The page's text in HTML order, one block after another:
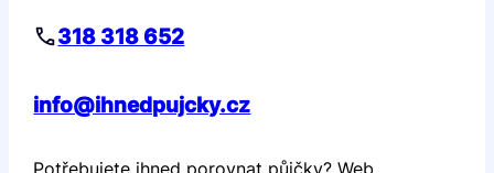
318 318 652
info@ihnedpujcky.cz